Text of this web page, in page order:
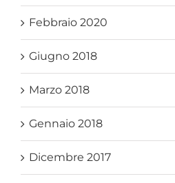
Febbraio 2020
Giugno 2018
Marzo 2018
Gennaio 2018
Dicembre 2017